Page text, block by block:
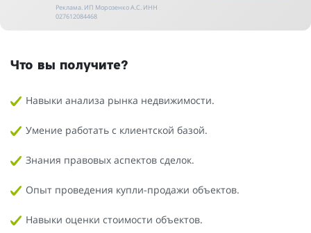
Реклама. ИП Морозенко А.С. ИНН
027612084468
Что вы получите?
Навыки анализа рынка недвижимости.
Умение работать с клиентской базой.
Знания правовых аспектов сделок.
Опыт проведения купли-продажи объектов.
Навыки оценки стоимости объектов.